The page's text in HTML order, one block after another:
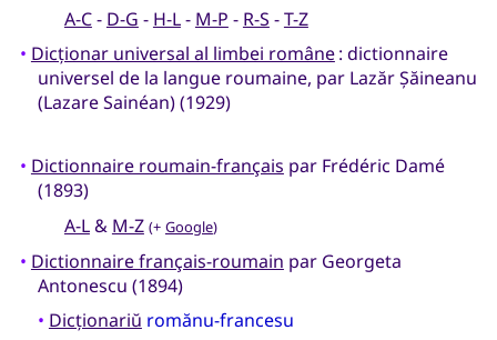
A-C- D-G - H-L- M-P - R-S -T-Z
• Dicționar universal al limbei române: dictionnaire
universel de la langue roumaine, par Lazăr Șăineanu
(Lazare Sainéan) (1929)
• Dictionnaire roumain-français par Frédéric Damé
(1893)
A-L& M-Z (+ Google)
• Dictionnaire français-roumain par Georgeta
Antonescu (1894)
• Dicționariŭ romănu-francesu